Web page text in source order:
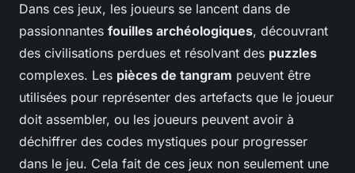
Dans ces jeux, les joueurs se lancent dans de
passionnantes fouilles archéologiques, découvrant
des civilisations perdues et résolvant des puzzles
complexes. Les pièces de tangram peuvent être
utilisées pour représenter des artefacts que le joueur
doit assembler, ou les joueurs peuvent avoir à
déchiffrer des codes mystiques pour progresser
dans le jeu. Cela fait de ces jeux non seulement une